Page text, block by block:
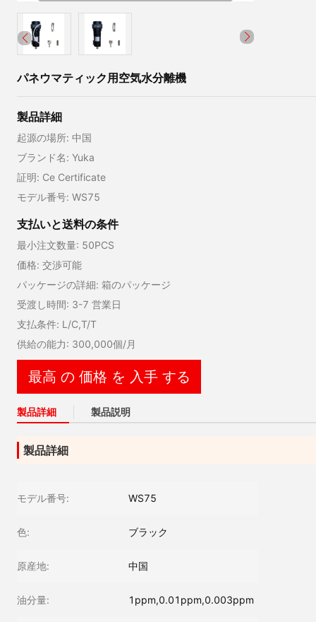
パネウマティック用空気水分離機
製品詳細
起源の場所: 中国
ブランド名: Yuka
証明: Ce Certificate
モデル番号: WS75
支払いと送料の条件
最小注文数量: 50PCS
価格: 交渉可能
パッケージの詳細: 箱のパッケージ
受渡し時間: 3-7 営業日
支払条件: L/C,T/T
供給の能力: 300,000個/月
最高 の 価格 を 入手 する
製品詳細 製品説明
製品詳細
モデル番号: WS75
色: ブラック
原産地: 中国
油分量: 1ppm,0.01ppm,0.003ppm